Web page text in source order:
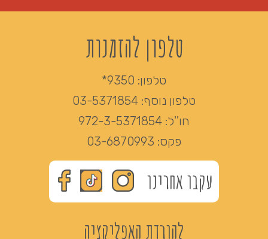
טלפון להזמנות
טלפון: 9350*
טלפון נוסף: 03-5371854
חו''ל: 972-3-5371854
פקס: 03-6870993
עקבו אחרינו
להורדת האפליקציה